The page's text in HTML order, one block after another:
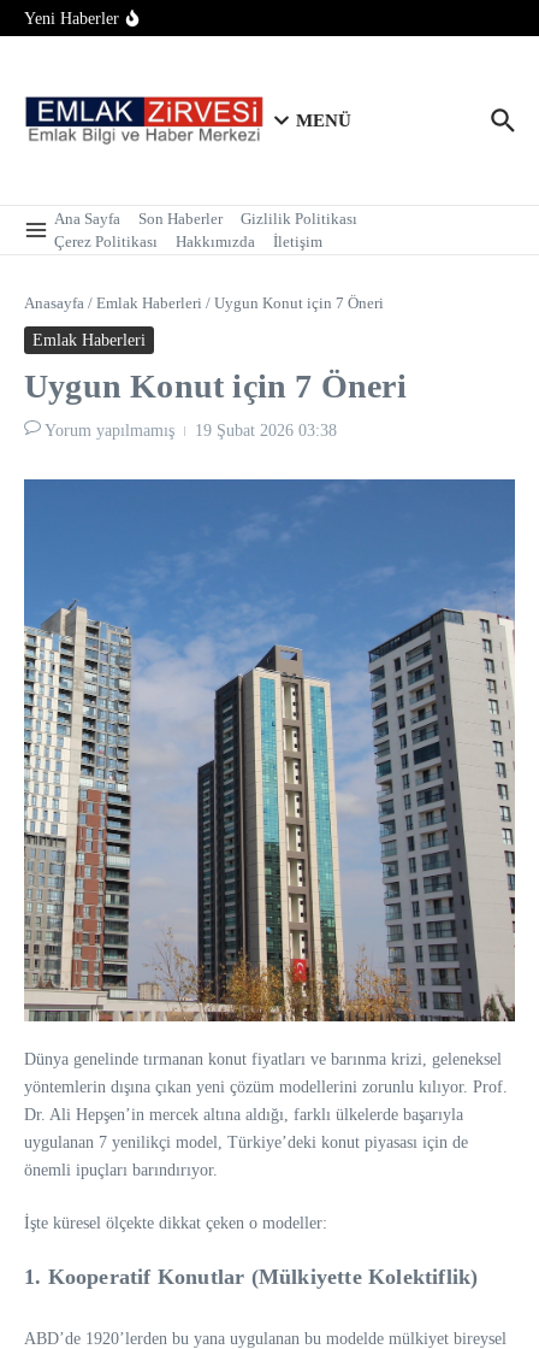
İçeriğe atla
Yeni Haberler
ve Kolay Randevu
MENÜ
Ana Sayfa Son Haberler
Gizlilik Politikası
Çerez Politikası
Hakkımızda İletişim
Anasayfa / Emlak Haberleri / Uygun Konut için 7 Öneri
Emlak Haberleri
Uygun Konut için 7 Öneri
Yorum yapılmamış 19 Şubat 2026 03:38
Dünya genelinde tırmanan konut fiyatları ve barınma krizi, geleneksel
yöntemlerin dışına çıkan yeni çözüm modellerini zorunlu kılıyor. Prof.
Dr. Ali Hepşen’in mercek altına aldığı, farklı ülkelerde başarıyla
uygulanan 7 yenilikçi model, Türkiye’deki konut piyasası için de
önemli ipuçları barındırıyor.
İşte küresel ölçekte dikkat çeken o modeller:
1. Kooperatif Konutlar (Mülkiyette Kolektiflik)
ABD’de 1920’lerden bu yana uygulanan bu modelde mülkiyet bireysel